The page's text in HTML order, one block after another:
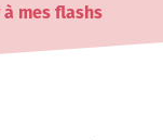
à mes flashs